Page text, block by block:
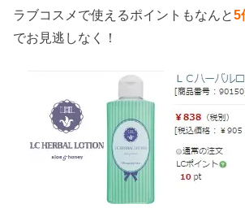
ラブコスメで使えるポイントもなんと5
でお見逃しなく！